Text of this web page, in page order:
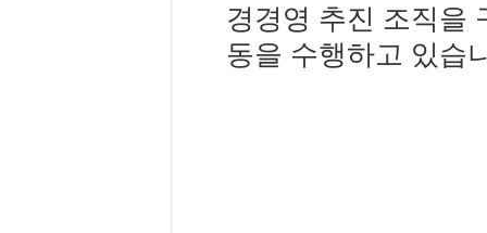
경경영 추진 조직을
동을 수행하고 있습